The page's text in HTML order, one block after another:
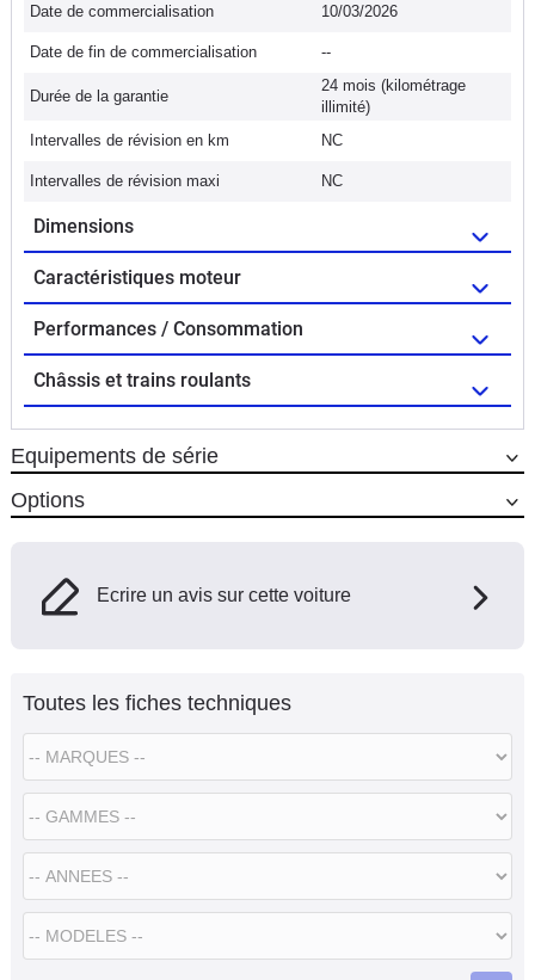
Date de commercialisation 10/03/2026
Date de fin de commercialisation --
Durée de la garantie
24 mois (kilométrage
illimité)
Intervalles de révision en km
NC
Intervalles de révision maxi NC
Dimensions
Caractéristiques moteur
Performances / Consommation
Châssis et trains roulants
Equipements de série
Options
Ecrire un avis sur cette voiture
Toutes les fiches techniques